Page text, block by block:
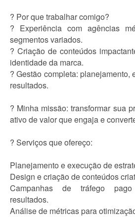
? Por que trabalhar comigo?
? Experiência com agências
segmentos variados.
? Criação de conteúdos
identidade da marca.
? Gestão completa: planejamento,
resultados.
? Minha missão: transformar sua
ativo de valor que engaja e
? Serviços que ofereço:
Planejamento e execução de
Design e criação de conteúdos
Campanhas de tráfego
resultados.
Análise de métricas para